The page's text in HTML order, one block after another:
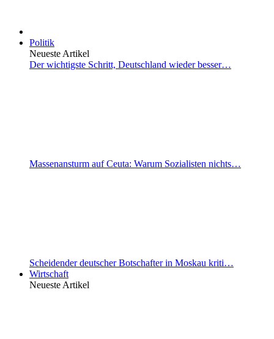
Politik
Neueste Artikel
Der wichtigste Schritt, Deutschland wieder besser…
Massenansturm auf Ceuta: Warum Sozialisten nichts…
Scheidender deutscher Botschafter in Moskau kriti…
Wirtschaft
Neueste Artikel